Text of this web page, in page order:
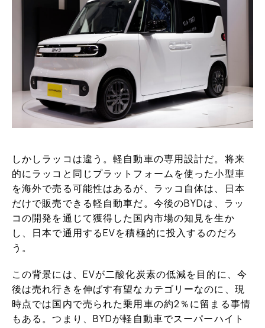
しかしラッコは違う。軽自動車の専用設計だ。将来
的にラッコと同じプラットフォームを使った小型車
を海外で売る可能性はあるが、ラッコ自体は、日本
だけで販売できる軽自動車だ。今後のBYDは、ラッ
コの開発を通じて獲得した国内市場の知見を生か
し、日本で通用するEVを積極的に投入するのだろ
う。
この背景には、EVが二酸化炭素の低減を目的に、今
後は売れ行きを伸ばす有望なカテゴリーなのに、現
時点では国内で売られた乗用車の約2％に留まる事情
もある。つまり、BYDが軽自動車でスーパーハイト